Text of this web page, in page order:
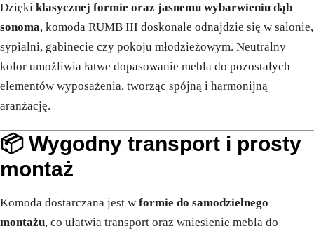
Dzięki klasycznej formie oraz jasnemu wybarwieniu dąb
sonoma, komoda RUMB III doskonale odnajdzie się w salonie,
sypialni, gabinecie czy pokoju młodzieżowym. Neutralny
kolor umożliwia łatwe dopasowanie mebla do pozostałych
elementów wyposażenia, tworząc spójną i harmonijną
aranżację.
📦 Wygodny transport i prosty
montaż
Komoda dostarczana jest w formie do samodzielnego
montażu, co ułatwia transport oraz wniesienie mebla do